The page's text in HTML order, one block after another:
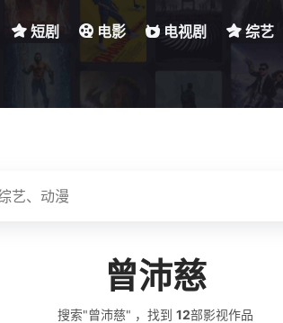
短剧 电影 电视剧 综艺
曾沛慈
搜索"曾沛慈" ，找到 12部影视作品